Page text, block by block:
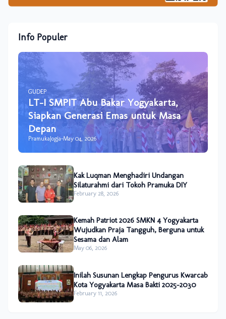
Info Populer
GUDEP
LT-I SMPIT Abu Bakar Yogyakarta,
Siapkan Generasi Emas untuk Masa
Depan
PramukaJogja-May 04, 2026
Kak Luqman Menghadiri Undangan
Silaturahmi dari Tokoh Pramuka DIY
February 28, 2026
Kemah Patriot 2026 SMKN 4 Yogyakarta
Wujudkan Praja Tangguh, Berguna untuk
Sesama dan Alam
May 06, 2026
Inilah Susunan Lengkap Pengurus Kwarcab
Kota Yogyakarta Masa Bakti 2025–2030
February 11, 2026